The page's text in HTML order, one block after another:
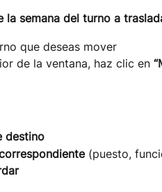
la semana del turno a
que deseas mover
de la ventana, haz clic en
destino
(puesto,